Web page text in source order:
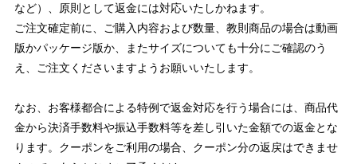
など）、原則として返金には対応いたしかねます。
ご注文確定前に、ご購入内容および数量、教則商品の場合は動画
版かパッケージ版か、またサイズについても十分にご確認のう
え、ご注文くださいますようお願いいたします。
なお、お客様都合による特例で返金対応を行う場合には、商品代
金から決済手数料や振込手数料等を差し引いた金額での返金とな
ります。クーポンをご利用の場合、クーポン分の返戻はできませ